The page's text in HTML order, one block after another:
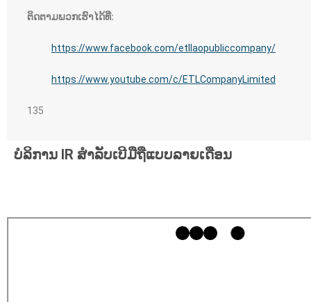
ຕິດຕາມພວກເຮົາໄດ້ທີ່:
https://www.facebook.com/etllaopubliccompany/
https://www.youtube.com/c/ETLCompanyLimited
135
ບໍລິການ IR ສຳລັບເບີມືຖືແບບລາຍເດືອນ